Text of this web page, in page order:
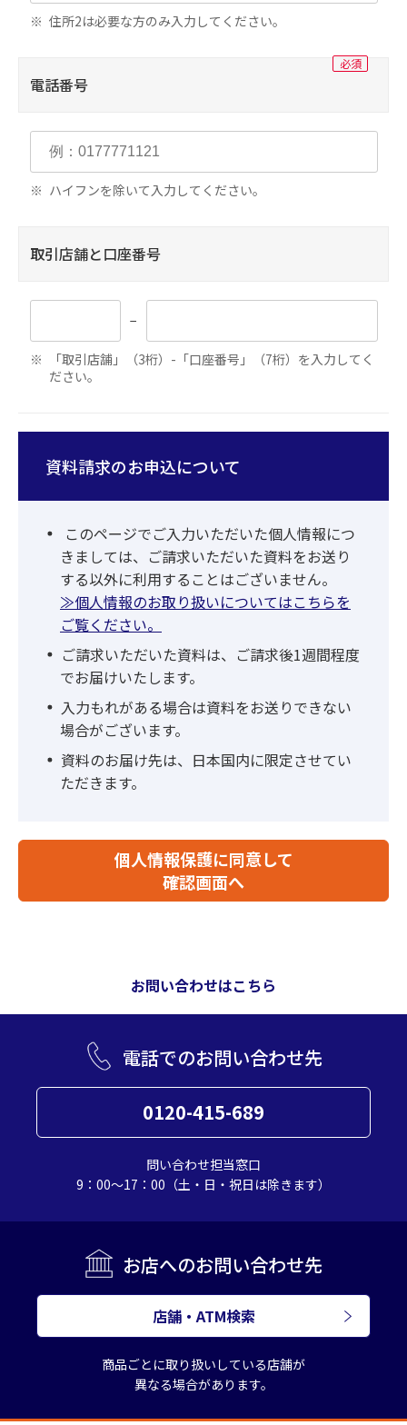
インターネットバンキングの振込時の振込先
口座確認機能が閉塞となった状態を解除する依
頼書です。
ットオンライン申込」の申込受付閉塞を解
でネ！ット インターネット申込受付閉塞解除
「青森みちのくアプリ」や「つないでネ！ット
オンライン申込(またはオンライン解約)」など
のお申込時に、ご本人情報の入力誤りによって
閉塞となった状態を解除する依頼書です。
住所2は必要な方のみ入力してください。
電話番号
ハイフンを除いて入力してください。
取引店舗と口座番号
−
「取引店舗」（3桁）-「口座番号」（7桁）を入力してく
ださい。
資料請求のお申込について
このページでご入力いただいた個人情報につ
きましては、ご請求いただいた資料をお送り
する以外に利用することはございません。
≫個人情報のお取り扱いについてはこちらを
ご覧ください。
ご請求いただいた資料は、ご請求後1週間程度
でお届けいたします。
入力もれがある場合は資料をお送りできない
場合がございます。
資料のお届け先は、日本国内に限定させてい
ただきます。
個人情報保護に同意して
確認画面へ
お問い合わせはこちら
電話でのお問い合わせ先
0120-415-689
問い合わせ担当窓口
9：00～17：00（土・日・祝日は除きます）
お店へのお問い合わせ先
店舗・ATM検索
商品ごとに取り扱いしている店舗が
異なる場合があります。